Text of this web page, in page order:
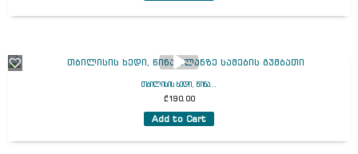
თბილისის ხედი, წინა...
₾190.00
Add to Cart